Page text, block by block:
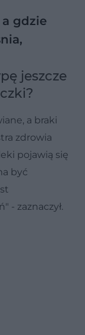
a gdzie
jeszcze
a braki
zdrowia
pojawią się
być
- zaznaczył.